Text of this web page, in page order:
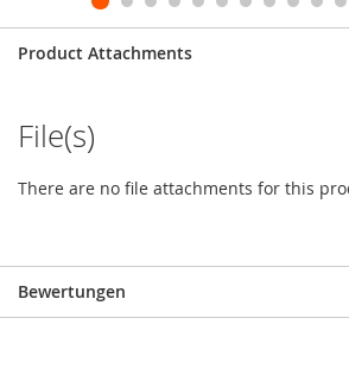
Product Attachments
File(s)
There are no file attachments for this
Bewertungen